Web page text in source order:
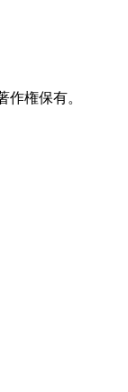
作権保有。